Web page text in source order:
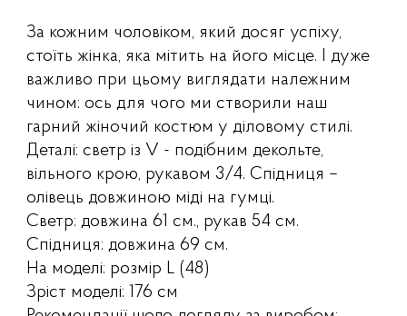
За кожним чоловіком, який досяг успіху,
стоїть жінка, яка мітить на його місце. І дуже
важливо при цьому виглядати належним
чином: ось для чого ми створили наш
гарний жіночий костюм у діловому стилі.
Деталі: светр із V - подібним декольте,
вільного крою, рукавом 3/4. Спідниця –
олівець довжиною міді на гумці.
Светр: довжина 61 см., рукав 54 см.
Спідниця: довжина 69 см.
На моделі: розмір L (48)
Зріст моделі: 176 см